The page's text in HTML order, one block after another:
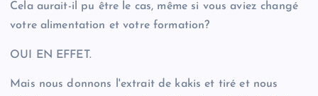
Cela aurait-il pu être le cas, même si vous aviez changé
votre alimentation et votre formation?
OUI EN EFFET.
Mais nous donnons l'extrait de kakis et tiré et nous